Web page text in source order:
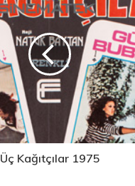
Üç Kağıtçılar 1975